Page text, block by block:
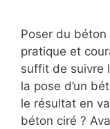
Poser du
pratique et
suffit de suivre
la pose d’un
le résultat en
béton ciré ?